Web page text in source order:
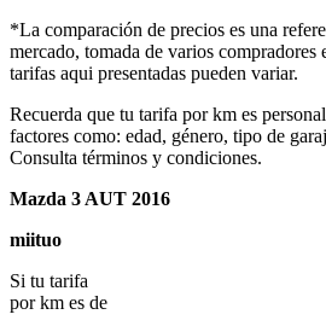
*La comparación de precios es una
mercado, tomada de varios compradores
tarifas aqui presentadas pueden variar.
Recuerda que tu tarifa por km es
factores como: edad, género, tipo de
Consulta términos y condiciones.
Mazda 3 AUT 2016
miituo
Si tu tarifa
por km es de